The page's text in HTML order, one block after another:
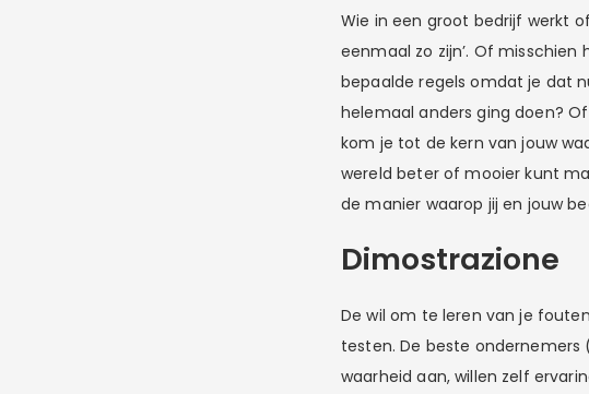
Wie in een groot bedrijf werkt
eenmaal zo zijn’. Of
bepaalde regels omdat je dat
helemaal anders ging doen?
kom je tot de kern van jouw
wereld beter of mooier kunt
de manier waarop jij en jouw
Dimostrazione
De wil om te leren van je
testen. De beste ondernemers
waarheid aan, willen zelf